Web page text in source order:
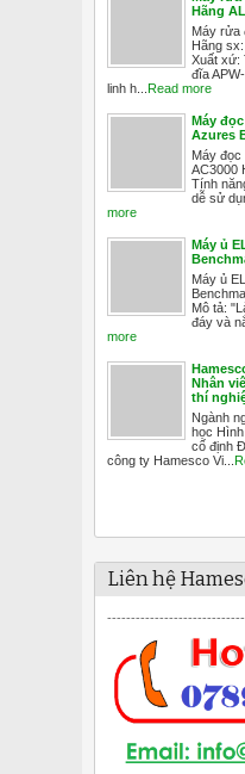
Hãng
Máy rửa
Hãng
Xuất xứ:
đĩa
linh h...
Read more
Máy
Azures
Máy đọc
AC3000
Tính
dễ sử
more
Máy ủ
Máy ủ
Mô tả:
đáy và
more
Nhân
thí
Ngành
học
cố định
công ty Hamesco Vi...
Liên hệ